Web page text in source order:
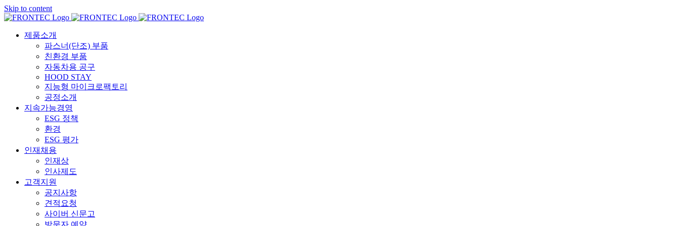
Skip to content
제품소개
파스너(단조) 부품
친환경 부품
자동차용 공구
HOOD STAY
지능형 마이크로팩토리
공정소개
지속가능경영
ESG 정책
환경
ESG 평가
인재채용
인재상
인사제도
고객지원
공지사항
견적요청
사이버 신문고
방문자 예약